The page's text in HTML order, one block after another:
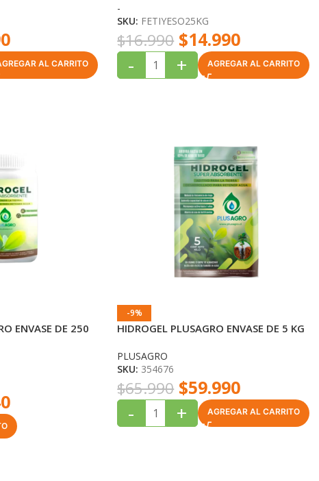
AL CARRITO
-
SKU: FETIYESO25KG
$16.990 $14.990
- + AGREGAR AL CARRITO
ENVASE DE 250
-9%
HIDROGEL PLUSAGRO ENVASE DE 5 KG
PLUSAGRO
SKU: 354676
$65.990 $59.990
- + AGREGAR AL CARRITO